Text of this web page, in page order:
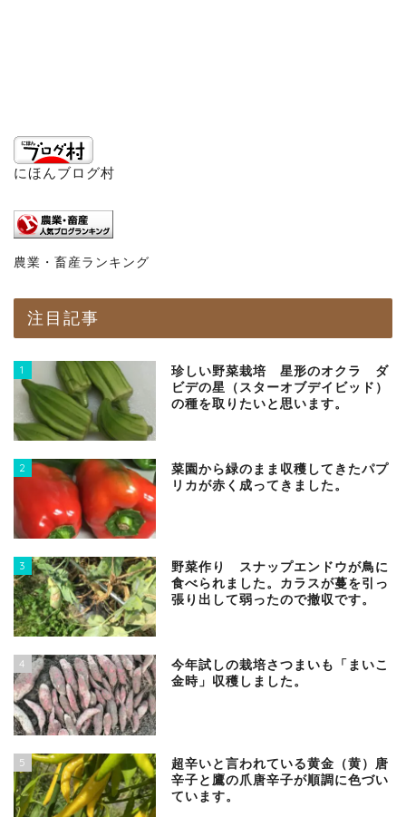
にほんブログ村
農業・畜産ランキング
注目記事
1
珍しい野菜栽培 星形のオクラ ダ
ビデの星（スターオブデイビッド）
の種を取りたいと思います。
2
菜園から緑のまま収穫してきたパプ
リカが赤く成ってきました。
3
野菜作り スナップエンドウが鳥に
食べられました。カラスが蔓を引っ
張り出して弱ったので撤収です。
4
今年試しの栽培さつまいも「まいこ
金時」収穫しました。
5
超辛いと言われている黄金（黄）唐
辛子と鷹の爪唐辛子が順調に色づい
ています。